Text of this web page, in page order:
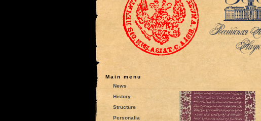
Main menu
News
History
Structure
Personalia